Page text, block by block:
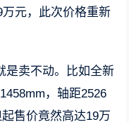
元，此次价格重新
是卖不动。比如全新
，轴距2526
售价竟然高达19万